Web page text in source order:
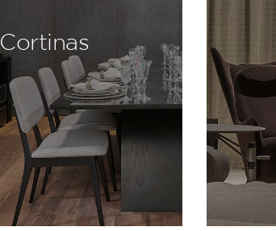
Cortinas